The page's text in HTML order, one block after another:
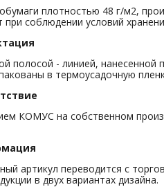
плотностью 48 г/м2,
при соблюдении условий
полосой - линией,
в термоусадочную
КОМУС на собственном
артикул переводится с
в двух вариантах дизайна.